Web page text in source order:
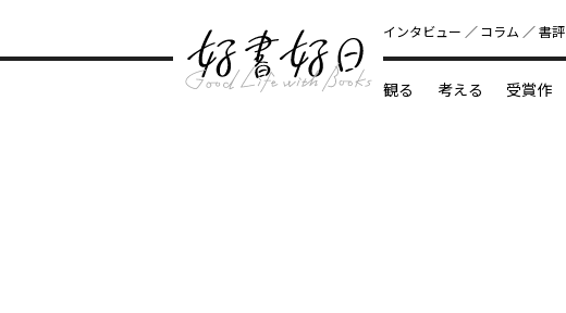
インタビュー コラム 書評
観る 考える 受賞作